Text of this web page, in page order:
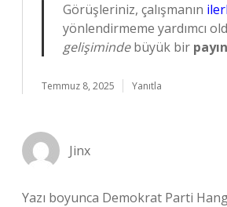
Görüşleriniz, çalışmanın
yönlendirmeme yardımcı
gelişimindebüyük bir
Temmuz 8, 2025 Yanıtla
Jinx
Yazı boyunca Demokrat Parti